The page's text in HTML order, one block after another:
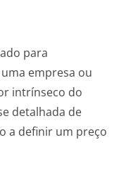
para
empresa ou
intrínseco do
detalhada de
a definir um preço